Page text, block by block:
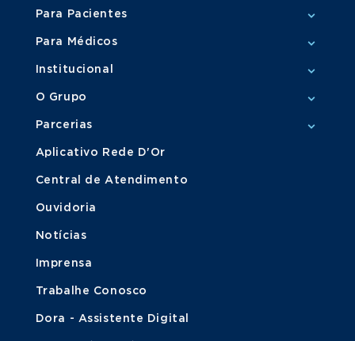
Para Pacientes
Para Médicos
Institucional
O Grupo
Parcerias
Aplicativo Rede D'Or
Central de Atendimento
Ouvidoria
Notícias
Imprensa
Trabalhe Conosco
Dora - Assistente Digital